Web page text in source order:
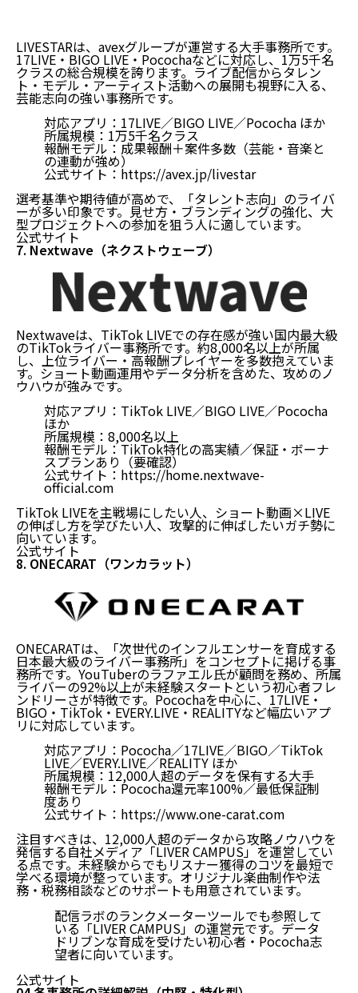
LIVESTARは、avexグループが運営する大手事務所です。
17LIVE・BIGO LIVE・Pocochaなどに対応し、1万5千名
クラスの総合規模を誇ります。ライブ配信からタレン
ト・モデル・アーティスト活動への展開も視野に入る、
芸能志向の強い事務所です。
対応アプリ：17LIVE／BIGO LIVE／Pococha ほか
所属規模：1万5千名クラス
報酬モデル：成果報酬＋案件多数（芸能・音楽と
の連動が強め）
公式サイト： https://avex.jp/livestar
選考基準や期待値が高めで、「タレント志向」のライバ
ーが多い印象です。見せ方・ブランディングの強化、大
型プロジェクトへの参加を狙う人に適しています。
公式サイト
7. Nextwave（ネクストウェーブ）
Nextwaveは、TikTok LIVEでの存在感が強い国内最大級
のTikTokライバー事務所です。約8,000名以上が所属
し、上位ライバー・高報酬プレイヤーを多数抱えていま
す。ショート動画運用やデータ分析を含めた、攻めのノ
ウハウが強みです。
対応アプリ：TikTok LIVE／BIGO LIVE／Pococha
ほか
所属規模：8,000名以上
報酬モデル：TikTok特化の高実績／保証・ボーナ
スプランあり（要確認）
公式サイト： https://home.nextwave-
official.com
TikTok LIVEを主戦場にしたい人、ショート動画×LIVE
の伸ばし方を学びたい人、攻撃的に伸ばしたいガチ勢に
向いています。
公式サイト
8. ONECARAT（ワンカラット）
ONECARATは、「次世代のインフルエンサーを育成する
日本最大級のライバー事務所」をコンセプトに掲げる事
務所です。YouTuberのラファエル氏が顧問を務め、所属
ライバーの92%以上が未経験スタートという初心者フレ
ンドリーさが特徴です。Pocochaを中心に、17LIVE・
BIGO・TikTok・EVERY.LIVE・REALITYなど幅広いアプ
リに対応しています。
対応アプリ：Pococha／17LIVE／BIGO／TikTok
LIVE／EVERY.LIVE／REALITY ほか
所属規模：12,000人超のデータを保有する大手
報酬モデル：Pococha還元率100%／最低保証制
度あり
公式サイト： https://www.one-carat.com
注目すべきは、12,000人超のデータから攻略ノウハウを
発信する自社メディア「LIVER CAMPUS」を運営してい
る点です。未経験からでもリスナー獲得のコツを最短で
学べる環境が整っています。オリジナル楽曲制作や法
務・税務相談などのサポートも用意されています。
配信ラボのランクメーターツールでも参照して
いる「LIVER CAMPUS」の運営元です。データ
ドリブンな育成を受けたい初心者・Pococha志
望者に向いています。
公式サイト
はじめに：この記事の使い方
01.【3分診断】あなたに合う事務所タイプは？
02.人気ライバー事務所23社 比較一覧表
04.各事務所の詳細解説（中堅・特化型）